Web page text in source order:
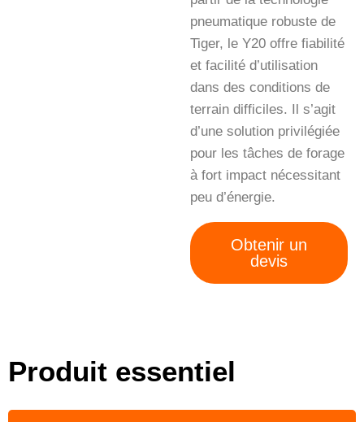
pneumatique robuste de
Tiger, le Y20 offre fiabilité
et facilité d’utilisation
dans des conditions de
terrain difficiles. Il s’agit
d’une solution privilégiée
pour les tâches de forage
à fort impact nécessitant
peu d’énergie.
Obtenir un
devis
Produit essentiel